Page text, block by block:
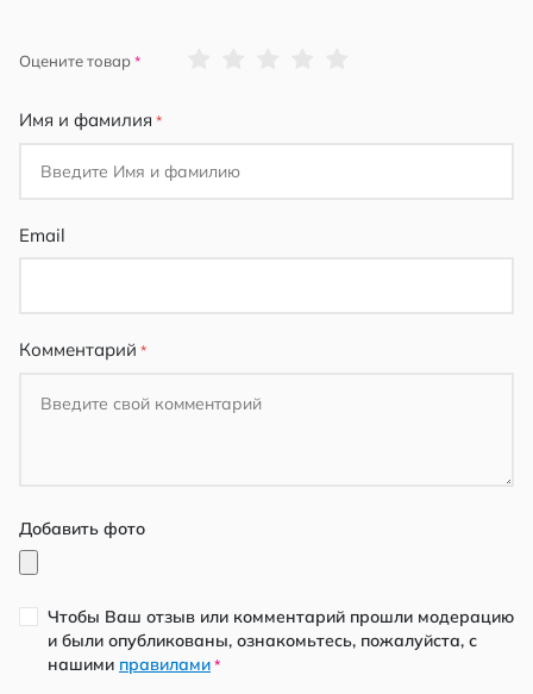
Оцените товар
Имя и фамилия
Email
Комментарий
Добавить фото
Чтобы Ваш отзыв или комментарий прошли модерацию
и были опубликованы, ознакомьтесь, пожалуйста, с
нашими правилами *